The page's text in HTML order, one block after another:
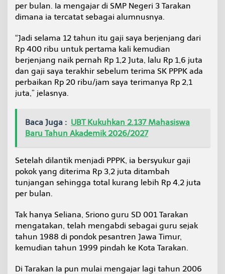
per bulan. Ia mengajar di SMP Negeri 3 Tarakan
dimana ia tercatat sebagai alumnusnya.
“Jadi selama 12 tahun itu gaji saya berjenjang dari
Rp 400 ribu untuk pertama kali kemudian
berjenjang naik pernah Rp 1,2 Juta, lalu Rp 1,6 juta
dan gaji saya terakhir sebelum terima SK PPPK ada
perbaikan Rp 20 ribu/jam saya terimanya Rp 2,1
juta,” jelasnya.
Baca Juga : UBT Kukuhkan 2.137 Mahasiswa
Baru Tahun Akademik 2026/2027
Setelah dilantik menjadi PPPK, ia bersyukur gaji
pokok yang diterima Rp 3,2 juta ditambah
tunjangan sehingga total kurang lebih Rp 4,2 juta
per bulan.
Tak hanya Seliana, Sriono guru SD 001 Tarakan
mengatakan, telah mengabdi sebagai guru sejak
tahun 1988 di pondok pesantren Jawa Timur,
kemudian tahun 1999 pindah ke Kota Tarakan.
Di Tarakan Ia pun mulai mengajar lagi tahun 2006